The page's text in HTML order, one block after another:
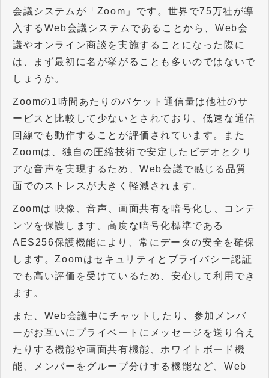
会議システムが「Zoom」です。世界で75万社が導
入するWeb会議システムであることから、Web会
議やオンライン商談を実施することになった際に
は、まず最初に名が挙がることも多いのではないで
しょうか。
Zoomの1時間あたりのパケット通信量は他社のサ
ービスと比較して少ないとされており、低速な通信
回線でも動作することが評価されています。また
Zoomは、独自の圧縮技術で安定したビデオとクリ
アな音声を実現するため、Web会議で感じる品質
面でのストレスが大きく軽減されます。
Zoomは 映像、音声、画面共有を暗号化し、コンテ
ンツを保護します。高度な暗号化標準である
AES256保護機能により、常にデータの安全を確保
します。Zoomはセキュリティとプライバシー認証
でも高い評価を受けているため、安心して利用でき
ます。
また、Web会議中にチャットしたり、参加メンバ
ーがお互いにプライベートにメッセージを送り合え
たりする機能や画面共有機能、ホワイトボード機
能、メンバーをグループ分けする機能など、Web